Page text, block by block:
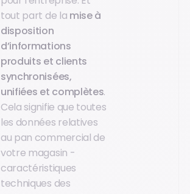
tout part de la mise à
disposition
d’informations
produits et clients
synchronisées,
unifiées et complètes.
Cela signifie que toutes
les données relatives
au pan commercial de
votre magasin -
caractéristiques
techniques des